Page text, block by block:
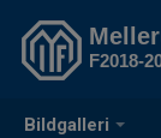
Bildgalleri
F2018-